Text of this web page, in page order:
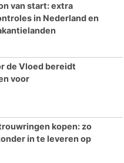
van start: extra
in Nederland en
de Vloed bereidt
voor
kopen: zo
in te leveren op